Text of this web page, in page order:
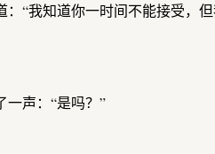
：“我知道你一时间不能接受，
一声：“是吗？”